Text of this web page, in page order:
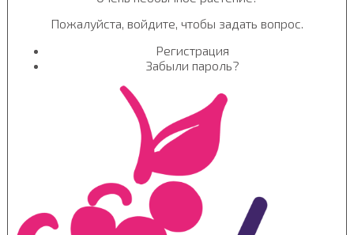
Пожалуйста, войдите, чтобы задать вопрос.
Регистрация
Забыли пароль?